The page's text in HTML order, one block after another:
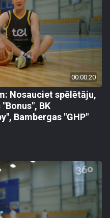
00:00:20
Nosauciet spēlētāju,
BK
Bambergas "GHP"